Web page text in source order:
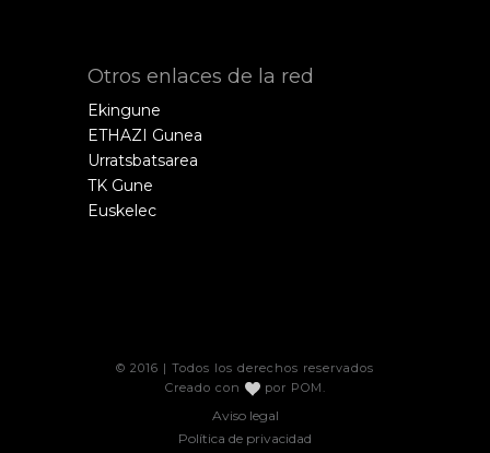
Otros enlaces de la red
Ekingune
ETHAZI Gunea
Urratsbatsarea
TK Gune
Euskelec
© 2016 | Todos los derechos reservados
Creado con
por POM
Aviso legal
Política de privacidad